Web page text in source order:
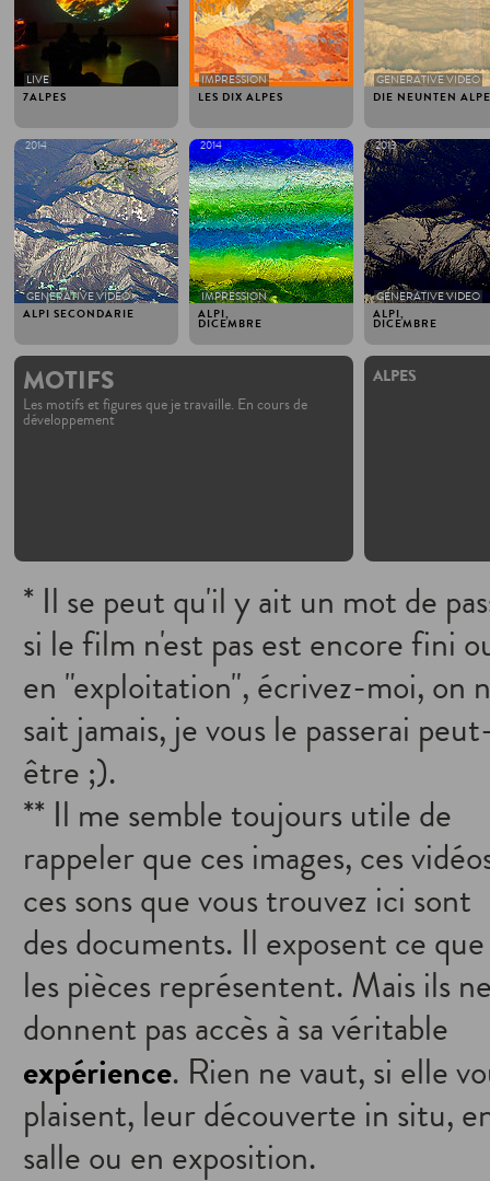
7ALPES
LIVE
LES DIX ALPES
IMPRESSION
DIE NEUNTEN
GENERATIVE VIDEO
ALPI SECONDARIE
2014
GENERATIVE VIDEO
ALPI,
DICEMBRE
2014
IMPRESSION
ALPI,
DICEMBRE
2013
GENERATIVE VIDEO
MOTIFS
Les motifs et figures que je travaille. En cours de
développement
ALPES
* Il se peut qu'il y ait un mot de
si le film n'est pas est encore fini
en "exploitation", écrivez-moi, on
sait jamais, je vous le passerai
être ;).
** Il me semble toujours utile de
rappeler que ces images, ces
ces sons que vous trouvez ici sont
des documents. Il exposent ce que
les pièces représentent. Mais ils
donnent pas accès à sa véritable
expérience. Rien ne vaut, si elle
plaisent, leur découverte in situ,
salle ou en exposition.